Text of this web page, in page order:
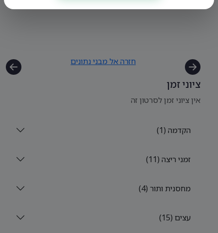
חזרה אל מבני נתונים
ציוני זמן
אין ציוני זמן לסרטון זה
הקדמה (1)
זמני ריצה (11)
מחסנית ותור (4)
עצים (15)